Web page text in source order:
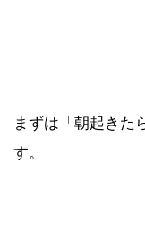
まずは「朝起きた
す。